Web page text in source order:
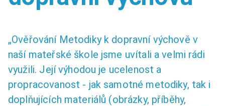
„Ověřování Metodiky k dopravní výchově v
naší mateřské škole jsme uvítali a velmi rádi
využili. Její výhodou je ucelenost a
propracovanost - jak samotné metodiky, tak i
doplňujících materiálů (obrázky, příběhy,